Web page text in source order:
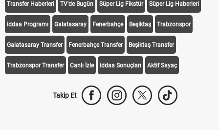
Transfer Haberleri TV'de Bugün Süper Lig Fikstür Süper Lig Haberleri
iddaa Programı Galatasaray Fenerbahçe Beşiktaş Trabzonspor
Galatasaray Transfer Fenerbahçe Transfer Beşiktaş Transfer
Trabzonspor Transfer Canlı İzle iddaa Sonuçları Aktif Sayaç
Takip Et